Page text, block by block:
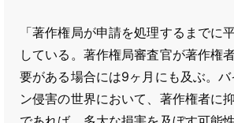
「著作権局が申請を処理するまでに
している。著作権局審査官が著作権
要がある場合には9ヶ月にも及ぶ。バ
ン侵害の世界において、著作権者に